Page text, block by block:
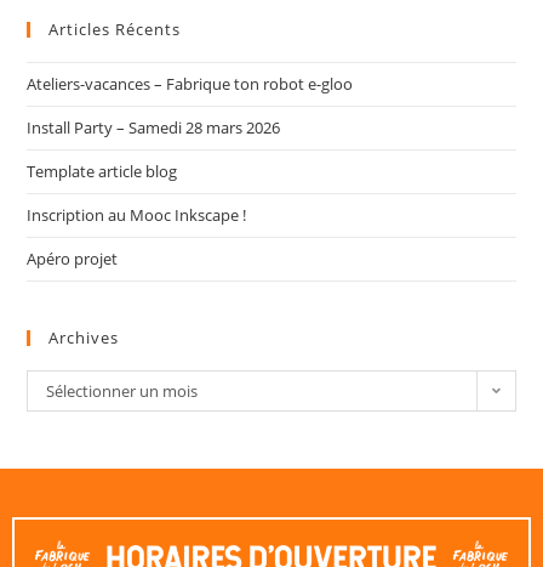
Articles Récents
Ateliers-vacances – Fabrique ton robot e-gloo
Install Party – Samedi 28 mars 2026
Template article blog
Inscription au Mooc Inkscape !
Apéro projet
Archives
Sélectionner un mois